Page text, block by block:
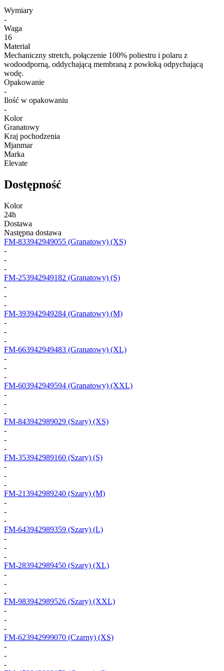
Wymiary
-
Waga
16
Materiał
Mechaniczny stretch, połączenie 100% poliestru i polaru z
wodoodporną, oddychającą membraną z powłoką odpychającą
wodę.
Opakowanie
-
Ilość w opakowaniu
-
Kolor
Granatowy
Kraj pochodzenia
Mjanmar
Marka
Elevate
Dostępność
Kolor
24h
Dostawa
Następna dostawa
FM-833942949055 (Granatowy) (XS)
-
-
-
FM-253942949182 (Granatowy) (S)
-
-
-
FM-393942949284 (Granatowy) (M)
-
-
-
FM-663942949483 (Granatowy) (XL)
-
-
-
FM-603942949594 (Granatowy) (XXL)
-
-
-
FM-843942989029 (Szary) (XS)
-
-
-
FM-353942989160 (Szary) (S)
-
-
-
FM-213942989240 (Szary) (M)
-
-
-
FM-643942989359 (Szary) (L)
-
-
-
FM-283942989450 (Szary) (XL)
-
-
-
FM-983942989526 (Szary) (XXL)
-
-
-
FM-623942999070 (Czarny) (XS)
-
-
-